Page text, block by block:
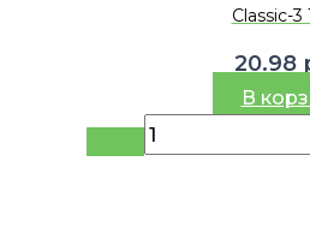
Classic-
20.98
В